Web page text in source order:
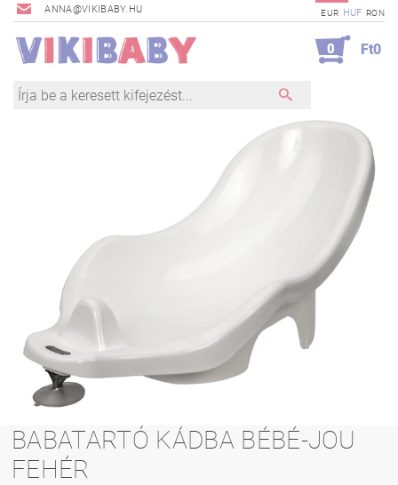
ANNA@VIKIBABY.HU EUR HUF RON
0 Ft0
BABATARTÓ KÁDBA BÉBÉ-JOU
FEHÉR